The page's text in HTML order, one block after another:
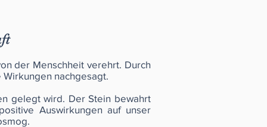
der Menschheit verehrt. Durch
nachgesagt.
gelegt wird. Der Stein bewahrt
Auswirkungen auf unser